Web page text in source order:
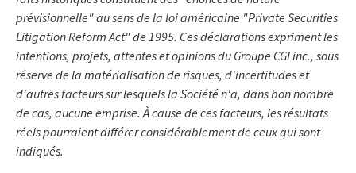
prévisionnelle" au sens de la loi américaine "Private Securities
Litigation Reform Act" de 1995. Ces déclarations expriment les
intentions, projets, attentes et opinions du Groupe CGI inc., sous
réserve de la matérialisation de risques, d'incertitudes et
d'autres facteurs sur lesquels la Société n'a, dans bon nombre
de cas, aucune emprise. À cause de ces facteurs, les résultats
réels pourraient différer considérablement de ceux qui sont
indiqués.